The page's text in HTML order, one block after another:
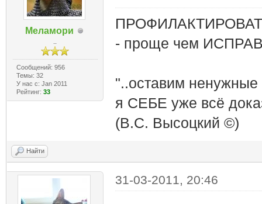
Меламори
Сообщений: 956
Темы: 32
У нас с: Jan 2011
Рейтинг: 33
- проще чем
"..оставим
я СЕБЕ уже всё
(В.С. Высоцкий ©)
Найти
31-03-2011, 20:46